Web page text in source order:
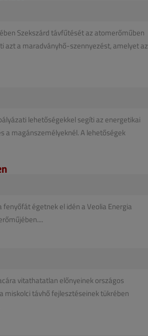
Szekszárd távfűtését az atomerőműben
azt a maradványhő-szennyezést, amelyet az
lehetőségekkel segíti az energetikai
a magánszemélyeknél. A lehetőségek
égetnek el idén a Veolia Energia
vitathatatlan előnyeinek országos
miskolci távhő fejlesztéseinek tükrében